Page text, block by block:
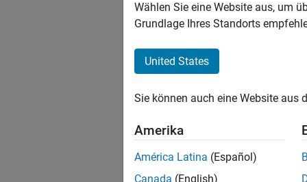
FILTER:
Stellen
Es
Region
Wählen Sie eine Website aus, um
Grundlage Ihres Standorts
United States
Sie können auch eine Website aus
Amerika
América Latina (Español)
Canada (English)